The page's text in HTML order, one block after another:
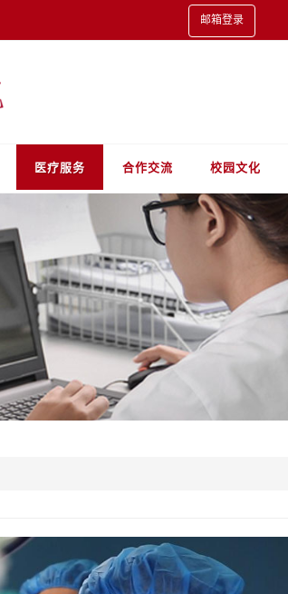
邮箱登录
医疗服务 合作交流 校园文化